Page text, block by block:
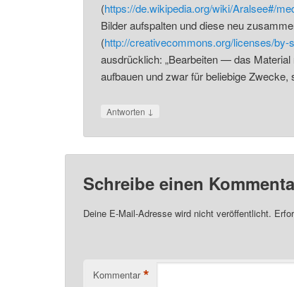
(https://de.wikipedia.org/wiki/Aralsee#/
Bilder aufspalten und diese neu
(http://creativecommons.org/licenses/by-
ausdrücklich: „Bearbeiten — das
aufbauen und zwar für beliebige Zwecke,
Antworten ↓
Schreibe einen
Deine E-Mail-Adresse wird nicht veröffentlicht.
Kommentar *